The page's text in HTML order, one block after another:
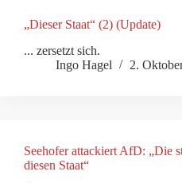
„Dieser Staat“ (2) (Update)
... zersetzt sich.
Ingo Hagel
2.
Seehofer attackiert AfD: „Die
diesen Staat“